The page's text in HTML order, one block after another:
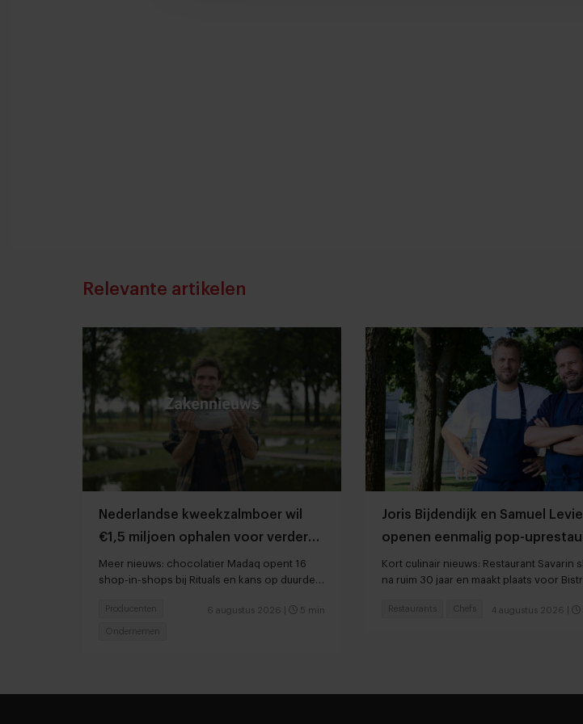
Relevante artikelen
Nederlandse kweekzalmboer wil
€1,5 miljoen ophalen voor verdere
groei
Meer nieuws: chocolatier Madaq opent 16
shop-in-shops bij Rituals en kans op duurder
6 augustus 2026 5 min
Producenten
Ondernemen
Joris Bijdendijk en Samuel Levie
openen eenmalig pop-
Café de Lepel
Kort culinair nieuws: Restaurant Savarin
na ruim 30 jaar en maakt plaats voor
4 augustus 2026
Restaurants Chefs